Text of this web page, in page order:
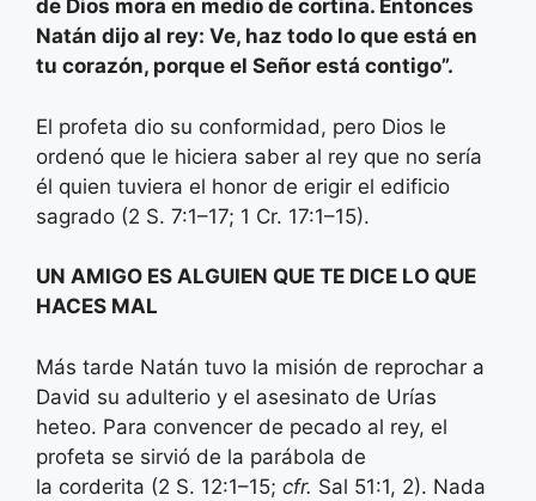
de Dios mora en medio de cortina. Entonces
Natán dijo al rey: Ve, haz todo lo que está en
tu corazón, porque el Señor está contigo”.
El profeta dio su conformidad, pero Dios le
ordenó que le hiciera saber al rey que no sería
él quien tuviera el honor de erigir el edificio
sagrado (2 S. 7:1–17; 1 Cr. 17:1–15).
UN AMIGO ES ALGUIEN QUE TE DICE LO QUE
HACES MAL
Más tarde Natán tuvo la misión de reprochar a
David su adulterio y el asesinato de Urías
heteo. Para convencer de pecado al rey, el
profeta se sirvió de la parábola de
la corderita (2 S. 12:1–15; cfr. Sal 51:1, 2). Nada